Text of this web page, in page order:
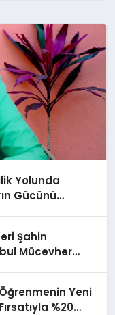
Yolunda
Gücünü
Şahin
Mücevher
Yeni
%20